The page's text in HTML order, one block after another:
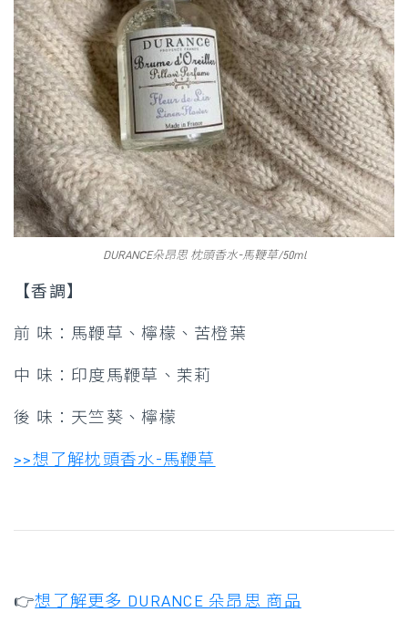
DURANCE朵昂思 枕頭香水-馬鞭草/50ml
【香調】
前 味：馬鞭草、檸檬、苦橙葉
中 味：印度馬鞭草、茉莉
後 味：天竺葵、檸檬
>>想了解枕頭香水-馬鞭草
👉想了解更多 DURANCE 朵昂思 商品